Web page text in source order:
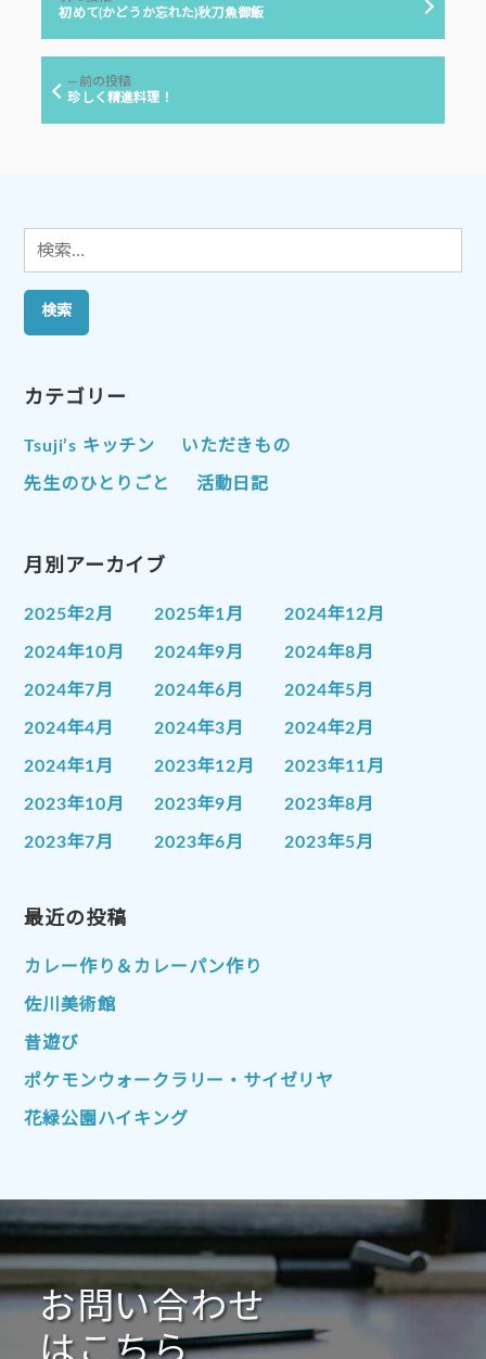
ナ
ー
前の投稿前
の
珍しく精進料理！
の
初めて(かどうか忘れた)秋刀魚御飯
検
索:
カテゴリー
Tsuji’s キッチン いただきもの
先生のひとりごと 活動日記
月別アーカイブ
2025年2月 2025年1月 2024年12月
2024年10月 2024年9月 2024年8月
2024年7月 2024年6月 2024年5月
2024年4月 2024年3月 2024年2月
2024年1月 2023年12月 2023年11月
2023年10月 2023年9月 2023年8月
2023年7月 2023年6月 2023年5月
2023年1月
2022年10月 2022年9月
2022年7月
2022年4月
2022年1月 2021年12月 2021年11月
2021年10月 2021年9月
2021年1月 2020年12月 2020年11月
2020年10月 2020年9月 2020年8月
2020年7月 2020年6月 2020年5月
2020年4月 2020年3月 2020年2月
最近の投稿
カレー作り＆カレーパン作り
佐川美術館
昔遊び
ポケモンウォークラリー・サイゼリヤ
花緑公園ハイキング
お問い合わせ
はこちら